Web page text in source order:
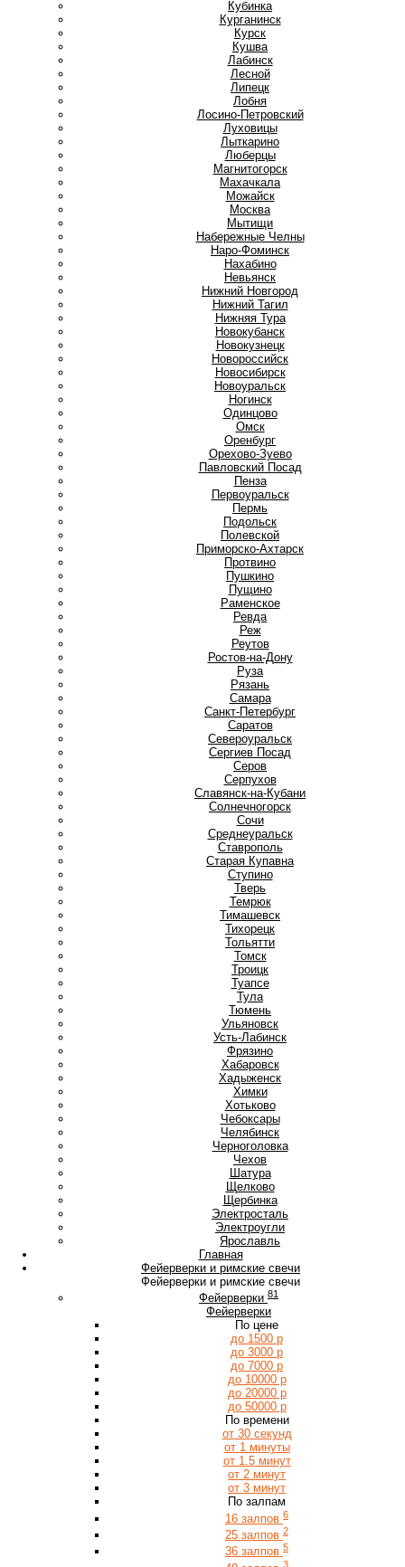
Кубинка
Курганинск
Курск
Кушва
Лабинск
Лесной
Липецк
Лобня
Лосино-Петровский
Луховицы
Лыткарино
Люберцы
Магнитогорск
Махачкала
Можайск
Москва
Мытищи
Набережные Челны
Наро-Фоминск
Нахабино
Невьянск
Нижний Новгород
Нижний Тагил
Нижняя Тура
Новокубанск
Новокузнецк
Новороссийск
Новосибирск
Новоуральск
Ногинск
Одинцово
Омск
Оренбург
Орехово-Зуево
Павловский Посад
Пенза
Первоуральск
Пермь
Подольск
Полевской
Приморско-Ахтарск
Протвино
Пушкино
Пущино
Раменское
Ревда
Реж
Реутов
Ростов-на-Дону
Руза
Рязань
Самара
Санкт-Петербург
Саратов
Североуральск
Сергиев Посад
Серов
Серпухов
Славянск-на-Кубани
Солнечногорск
Сочи
Среднеуральск
Ставрополь
Старая Купавна
Ступино
Тверь
Темрюк
Тимашевск
Тихорецк
Тольятти
Томск
Троицк
Туапсе
Тула
Тюмень
Ульяновск
Усть-Лабинск
Фрязино
Хабаровск
Хадыженск
Химки
Хотьково
Чебоксары
Челябинск
Черноголовка
Чехов
Шатура
Щелково
Щербинка
Электросталь
Электроугли
Ярославль
Главная
Фейерверки и римские свечи
Фейерверки и римские свечи
Фейерверки 81
Фейерверки
По цене
до 1500 р
до 3000 р
до 7000 р
до 10000 р
до 20000 р
до 50000 р
По времени
от 30 секунд
от 1 минуты
от 1.5 минут
от 2 минут
от 3 минут
По залпам
16 залпов 6
25 залпов 2
36 залпов 5
3